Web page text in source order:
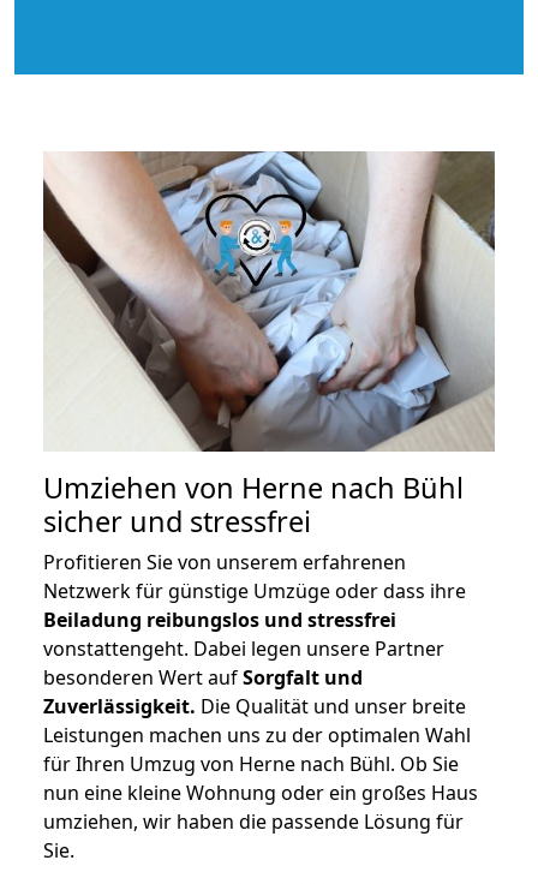
Umziehen von Herne nach Bühl
sicher und stressfrei
Profitieren Sie von unserem erfahrenen
Netzwerk für günstige Umzüge oder dass ihre
Beiladung reibungslos und stressfrei
vonstattengeht. Dabei legen unsere Partner
besonderen Wert aufSorgfalt und
Zuverlässigkeit. Die Qualität und unser breite
Leistungen machen uns zu der optimalen Wahl
für Ihren Umzug von Herne nach Bühl. Ob Sie
nun eine kleine Wohnung oder ein großes Haus
umziehen, wir haben die passende Lösung für
Sie.